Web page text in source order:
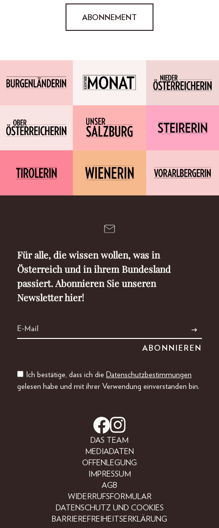
ABONNEMENT
Für alle, die wissen wollen, was in
Österreich und in ihrem Bundesland
passiert. Abonnieren Sie unseren
Newsletter hier!
Ich bestätige, dass ich die Datenschutzbestimmungen
gelesen habe und mit ihrer Verwendung einverstanden bin.
DAS TEAM
MEDIADATEN
OFFENLEGUNG
IMPRESSUM
AGB
WIDERRUFSFORMULAR
DATENSCHUTZ UND COOKIES
BARRIEREFREIHEITSERKLÄRUNG